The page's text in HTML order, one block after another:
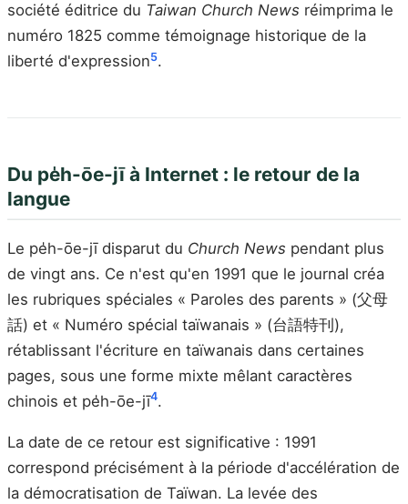
société éditrice du Taiwan Church News réimprima le
numéro 1825 comme témoignage historique de la
liberté d'expression5.
Du pe̍h-ōe-jī à Internet : le retour de la
langue
Le pe̍h-ōe-jī disparut du Church News pendant plus
de vingt ans. Ce n'est qu'en 1991 que le journal créa
les rubriques spéciales « Paroles des parents » (父母
話) et « Numéro spécial taïwanais » (台語特刊),
rétablissant l'écriture en taïwanais dans certaines
pages, sous une forme mixte mêlant caractères
chinois et pe̍h-ōe-jī4.
La date de ce retour est significative : 1991
correspond précisément à la période d'accélération de
la démocratisation de Taïwan. La levée des